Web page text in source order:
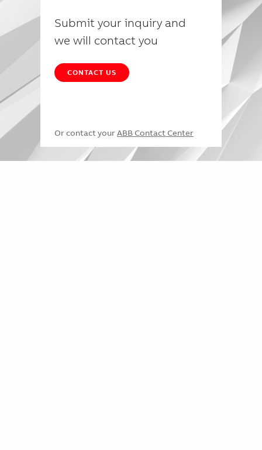
Submit your inquiry and
we will contact you
CONTACT US
Or contact your ABB Contact Center